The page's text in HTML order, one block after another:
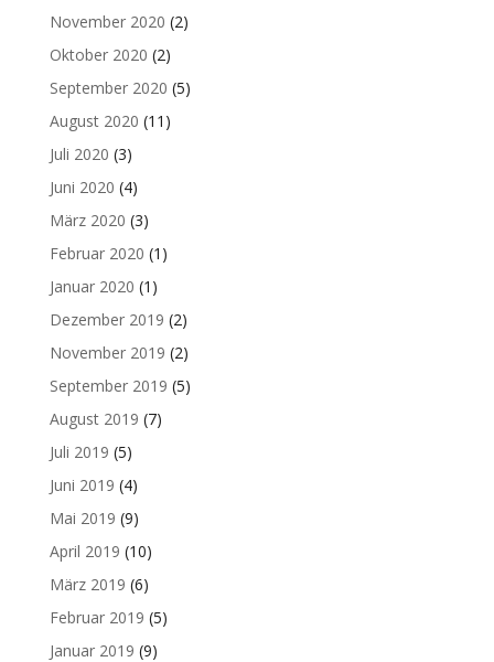
November 2020 (2)
Oktober 2020 (2)
September 2020 (5)
August 2020 (11)
Juli 2020 (3)
Juni 2020 (4)
März 2020 (3)
Februar 2020 (1)
Januar 2020 (1)
Dezember 2019 (2)
November 2019 (2)
September 2019 (5)
August 2019 (7)
Juli 2019 (5)
Juni 2019 (4)
Mai 2019 (9)
April 2019 (10)
März 2019 (6)
Februar 2019 (5)
Januar 2019 (9)